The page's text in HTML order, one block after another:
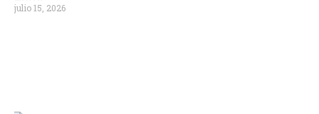
julio 15, 2026